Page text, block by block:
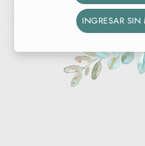
DÍAS HORAS
INGRESAR SIN